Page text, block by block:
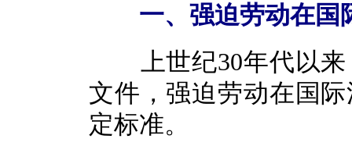
一、强迫劳动在国
上世纪30年代以来
文件，强迫劳动在国
定标准。